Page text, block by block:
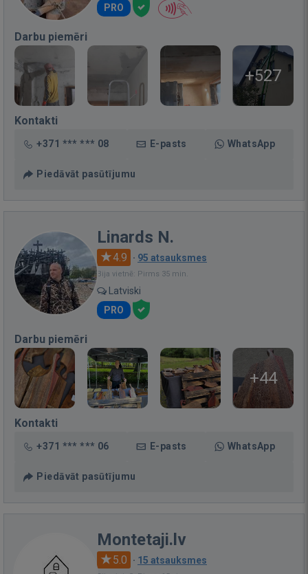
PRO
Darbu piemēri
+527
Kontakti
+371 *** *** 08 E-pasts WhatsApp
Piedāvāt pasūtījumu
Linards N.
4.9 · 95 atsauksmes
Bija vietnē: Pirms 35 min.
Latviski
PRO
Darbu piemēri
+44
Kontakti
+371 *** *** 06 E-pasts WhatsApp
Piedāvāt pasūtījumu
Montetaji.lv
5.0 · 15 atsauksmes